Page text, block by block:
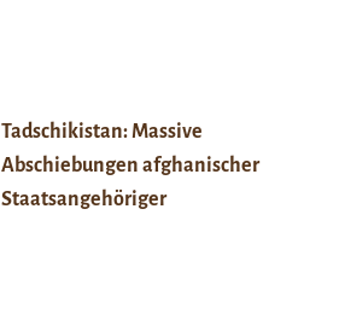
Tadschikistan: Massive
Abschiebungen afghanischer
Staatsangehöriger